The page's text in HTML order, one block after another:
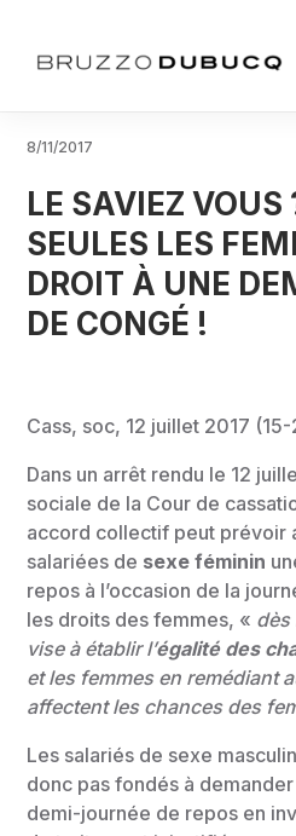
8/11/2017
LE SAVIEZ VOUS
SEULES LES
DROIT À UNE
DE CONGÉ !
Cass, soc, 12 juillet 2017
Dans un arrêt rendu le 12
sociale de la Cour de
accord collectif peut prévoir
salariées de sexe féminin
repos à l’occasion de la
les droits des femmes, « dès
vise à établir l’égalité des
et les femmes en remédiant
affectent les chances des
Les salariés de sexe
donc pas fondés à
demi-journée de repos en